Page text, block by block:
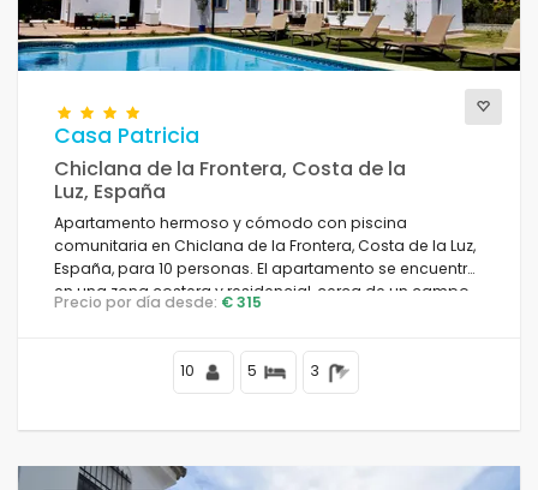
Casa Patricia
Chiclana de la Frontera, Costa de la
Luz, España
Apartamento hermoso y cómodo con piscina
comunitaria en Chiclana de la Frontera, Costa de la Luz,
España, para 10 personas. El apartamento se encuentra
en una zona costera y residencial, cerca de un campo
de golf y a 4 km de El Colorado.
Precio por día desde: € 315
10 5 3